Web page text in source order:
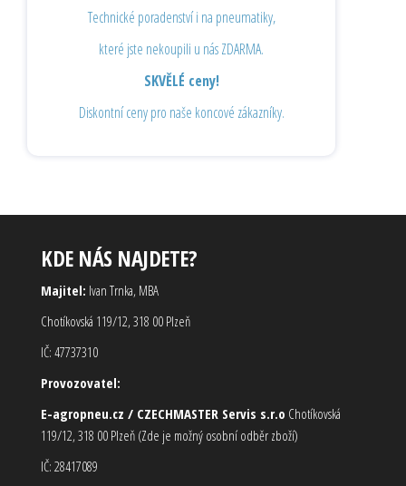
Technické poradenství i na pneumatiky,
které jste nekoupili u nás ZDARMA.
SKVĚLÉ ceny!
Diskontní ceny pro naše koncové zákazníky.
KDE NÁS NAJDETE?
Majitel: Ivan Trnka, MBA
Chotíkovská 119/12, 318 00 Plzeň
IČ: 47737310
Provozovatel:
E-agropneu.cz / CZECHMASTER Servis s.r.o Chotíkovská
119/12, 318 00 Plzeň (Zde je možný osobní odběr zboží)
IČ: 28417089